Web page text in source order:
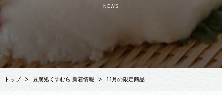
NEWS
トップ 豆腐処くすむら 新着情報 11月の限定商品